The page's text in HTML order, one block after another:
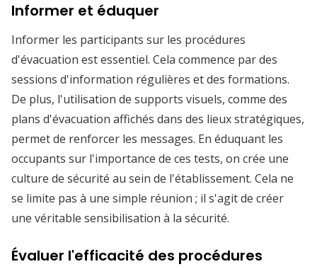
Informer et éduquer
Informer les participants sur les procédures
d'évacuation est essentiel. Cela commence par des
sessions d'information régulières et des formations.
De plus, l'utilisation de supports visuels, comme des
plans d'évacuation affichés dans des lieux stratégiques,
permet de renforcer les messages. En éduquant les
occupants sur l'importance de ces tests, on crée une
culture de sécurité au sein de l'établissement. Cela ne
se limite pas à une simple réunion ; il s'agit de créer
une véritable sensibilisation à la sécurité.
Évaluer l'efficacité des procédures